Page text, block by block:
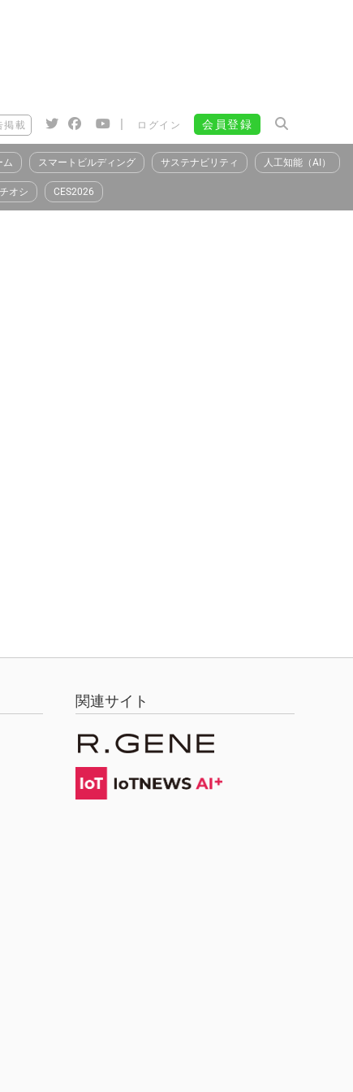
掲載 | ログイン 会員登録
ム スマートビルディング サステナビリティ 人工知能（AI）
オシ CES2026
関連サイト